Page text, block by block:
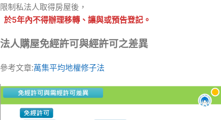
限制私法人取得房屋後，
於5年內不得辦理移轉、讓與或預告登記。
法人購屋免經許可與經許可之差異
參考文章:萬集平均地權修子法